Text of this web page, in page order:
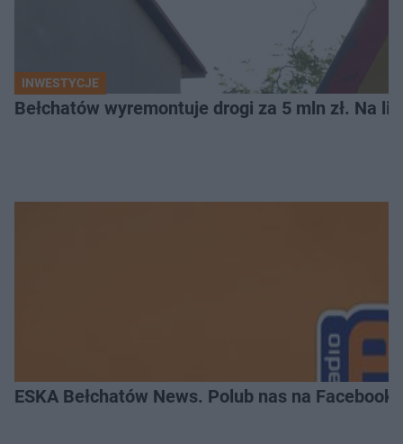
INWESTYCJE
Bełchatów wyremontuje drogi za 5 mln zł. Na
ESKA Bełchatów News. Polub nas na